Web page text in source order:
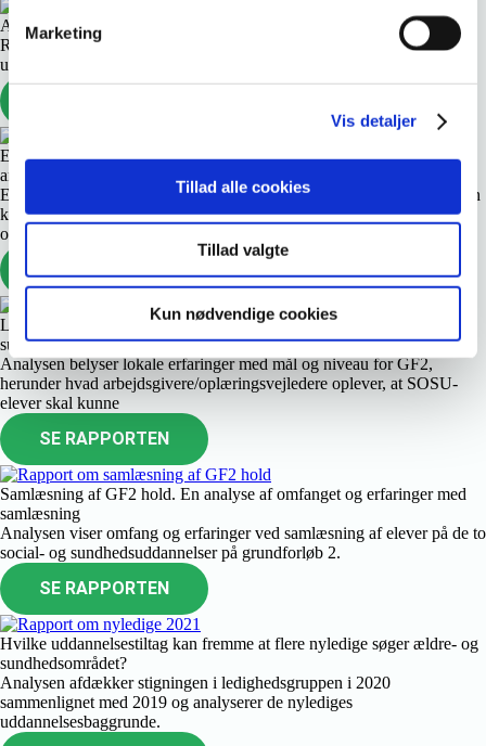
Marketing
Vis detaljer
Tillad alle cookies
Tillad valgte
Kun nødvendige cookies
Anvendelse af virksomhedsforlagt undervisning
Rapporten afdækker omfang og erfaringer med virksomhedsforlagt
undervisning på grundforløb 2 på SOSU-uddannelserne
Evaluering - Implementering af prøver på FEVU's
arbejdsmarkedsuddannelser
Evalueringen belyser implementeringen af prøver i AMU; herunder en
kortlægning af hvordan arbejdspladser og deltagere oplever prøverne
og deres effekt
SE RAPPORTEN
Lokale ønsker til revision af mål på GF2 for social- og
sundhedsuddannelserne
Analysen belyser lokale erfaringer med mål og niveau for GF2,
herunder hvad arbejdsgivere/oplæringsvejledere oplever, at SOSU-
elever skal kunne
SE RAPPORTEN
Samlæsning af GF2 hold. En analyse af omfanget og erfaringer med
samlæsning
Analysen viser omfang og erfaringer ved samlæsning af elever på de to
social- og sundhedsuddannelser på grundforløb 2.
SE RAPPORTEN
Hvilke uddannelsestiltag kan fremme at flere nyledige søger ældre- og
sundhedsområdet?
Analysen afdækker stigningen i ledighedsgruppen i 2020
sammenlignet med 2019 og analyserer de nylediges
uddannelsesbaggrunde.